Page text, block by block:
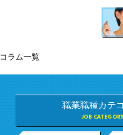
コラム一覧
職業職種カテ
JOB CATEGORY